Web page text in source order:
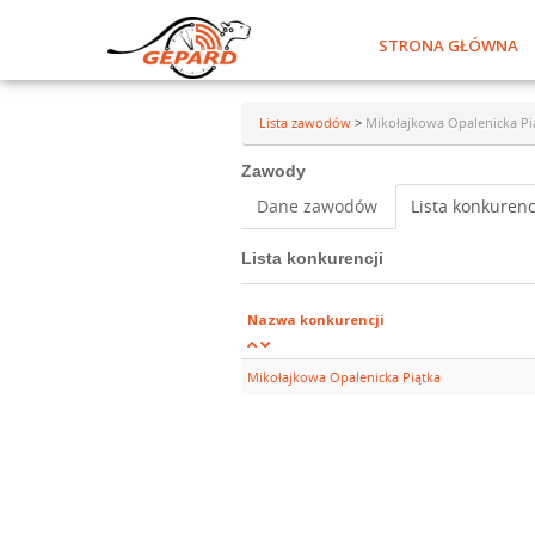
STRONA GŁÓWNA
Lista zawodów > Mikołajkowa Opalenicka
Zawody
Dane zawodów Lista
Lista konkurencji
Nazwa konkurencji
Mikołajkowa Opalenicka Piątka